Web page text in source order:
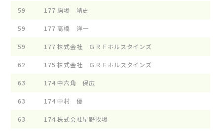
59 177 駒場 靖史
59 177 高橋 洋一
59 177 株式会社 ＧＲＦホルスタインズ
62 175 株式会社 ＧＲＦホルスタインズ
63 174 中六角 保広
63 174 中村 優
63 174 株式会社星野牧場